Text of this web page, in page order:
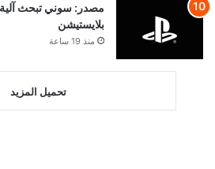
مصدر: سوني تبحث آلية
بلايستيشن
منذ 19 ساعة
تحميل المزيد